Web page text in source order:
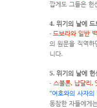
깝게도 그들은 헌
4. 위기의 날에 드
-드보라와 일반
의 원문을 직역하
니다.
5. 위기의 날에 헌
- 스불론, 납달리 ,
"여호와의 사자
동참한 자들에게